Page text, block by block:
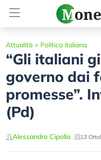
Attualità > Politica italiana
“Gli italiani
governo dai
promesse”.
(Pd)
Alessandro Cipolla 13